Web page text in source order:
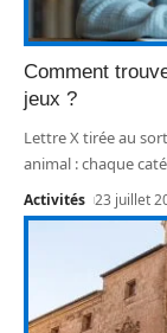
Comment
jeux ?
Lettre X tirée au
animal : chaque
Activités 23 juillet